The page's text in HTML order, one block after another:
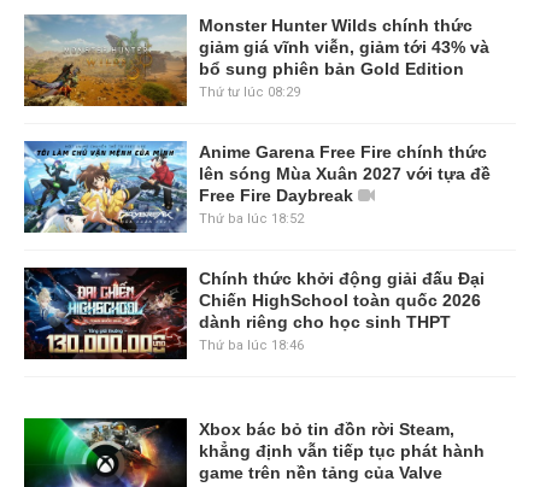
Monster Hunter Wilds chính thức
giảm giá vĩnh viễn, giảm tới 43% và
bổ sung phiên bản Gold Edition
Thứ tư lúc 08:29
Anime Garena Free Fire chính thức
lên sóng Mùa Xuân 2027 với tựa đề
Free Fire Daybreak
Thứ ba lúc 18:52
Chính thức khởi động giải đấu Đại
Chiến HighSchool toàn quốc 2026
dành riêng cho học sinh THPT
Thứ ba lúc 18:46
Xbox bác bỏ tin đồn rời Steam,
khẳng định vẫn tiếp tục phát hành
game trên nền tảng của Valve